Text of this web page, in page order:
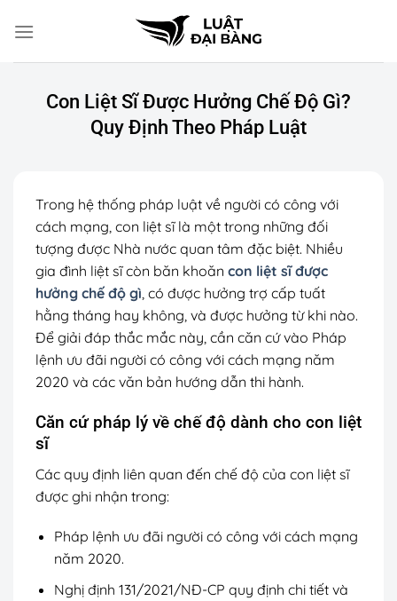
đến
Con Liệt Sĩ Được Hưởng Chế Độ Gì?
Quy Định Theo Pháp Luật
Trong hệ thống pháp luật về người có công với
cách mạng, con liệt sĩ là một trong những đối
tượng được Nhà nước quan tâm đặc biệt. Nhiều
gia đình liệt sĩ còn băn khoăn con liệt sĩ được
hưởng chế độ gì, có được hưởng trợ cấp tuất
hằng tháng hay không, và được hưởng từ khi nào.
Để giải đáp thắc mắc này, cần căn cứ vào Pháp
lệnh ưu đãi người có công với cách mạng năm
2020 và các văn bản hướng dẫn thi hành.
Căn cứ pháp lý về chế độ dành cho con liệt
sĩ
Các quy định liên quan đến chế độ của con liệt sĩ
được ghi nhận trong:
Pháp lệnh ưu đãi người có công với cách mạng
năm 2020.
Nghị định 131/2021/NĐ-CP quy định chi tiết và